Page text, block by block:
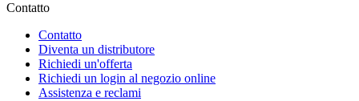
Contatto
Contatto
Diventa un distributore
Richiedi un'offerta
Richiedi un login al negozio online
Assistenza e reclami